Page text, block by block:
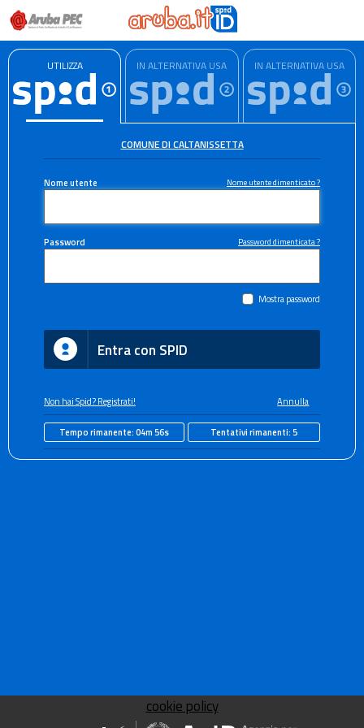
UTILIZZA IN ALTERNATIVA USA IN ALTERNATIVA USA
COMUNE DI CALTANISSETTA
Nome utente Nome utente dimenticato ?
Password Password dimenticata ?
Mostra password
Entra con SPID
Non hai Spid? Registrati! Annulla
Tempo rimanente:04m 56s Tentativi rimanenti:5
cookie policy